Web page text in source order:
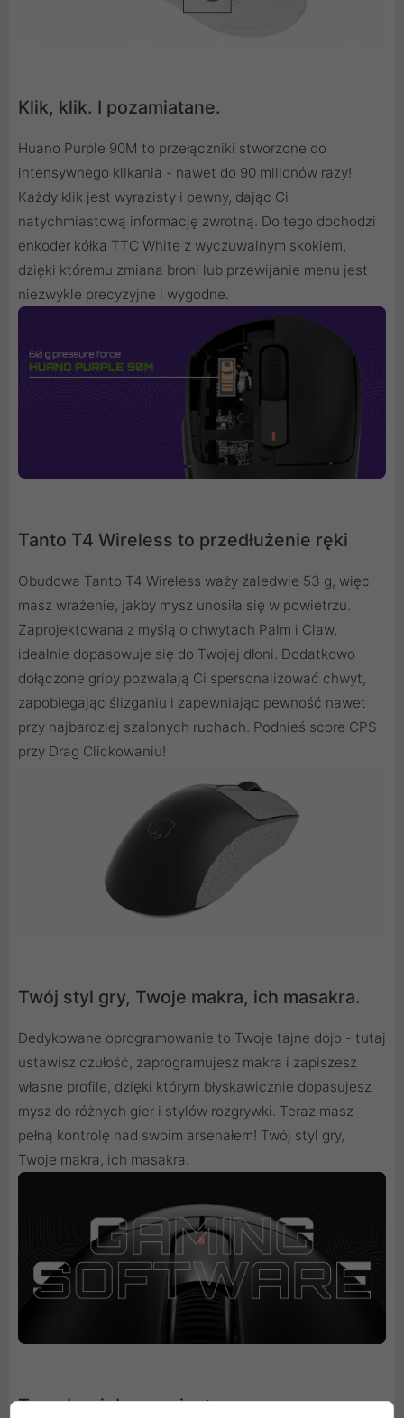
Klik, klik. I pozamiatane.
Huano Purple 90M to przełączniki stworzone do
intensywnego klikania - nawet do 90 milionów razy!
Każdy klik jest wyrazisty i pewny, dając Ci
natychmiastową informację zwrotną. Do tego dochodzi
enkoder kółka TTC White z wyczuwalnym skokiem,
dzięki któremu zmiana broni lub przewijanie menu jest
niezwykle precyzyjne i wygodne.
Tanto T4 Wireless to przedłużenie ręki
Obudowa Tanto T4 Wireless waży zaledwie 53 g, więc
masz wrażenie, jakby mysz unosiła się w powietrzu.
Zaprojektowana z myślą o chwytach Palm i Claw,
idealnie dopasowuje się do Twojej dłoni. Dodatkowo
dołączone gripy pozwalają Ci spersonalizować chwyt,
zapobiegając ślizganiu i zapewniając pewność nawet
przy najbardziej szalonych ruchach. Podnieś score CPS
przy Drag Clickowaniu!
Twój styl gry, Twoje makra, ich masakra.
Dedykowane oprogramowanie to Twoje tajne dojo - tutaj
ustawisz czułość, zaprogramujesz makra i zapiszesz
własne profile, dzięki którym błyskawicznie dopasujesz
mysz do różnych gier i stylów rozgrywki. Teraz masz
pełną kontrolę nad swoim arsenałem! Twój styl gry,
Twoje makra, ich masakra.
Trzy drogi do zwycięstwa